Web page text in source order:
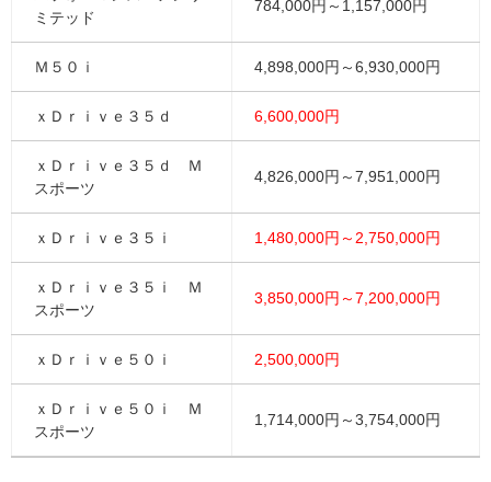
ミテッド
784,000円～1,157,000円
Ｍ５０ｉ 4,898,000円～6,930,000円
ｘＤｒｉｖｅ３５ｄ 6,600,000円
ｘＤｒｉｖｅ３５ｄ Ｍ
スポーツ
4,826,000円～7,951,000円
ｘＤｒｉｖｅ３５ｉ 1,480,000円～2,750,000円
ｘＤｒｉｖｅ３５ｉ Ｍ
スポーツ
3,850,000円～7,200,000円
ｘＤｒｉｖｅ５０ｉ 2,500,000円
ｘＤｒｉｖｅ５０ｉ Ｍ
スポーツ
1,714,000円～3,754,000円